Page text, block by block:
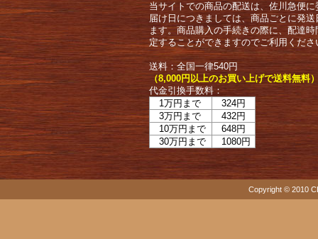
当サイトでの商品の配送は、佐川急便
届け日につきましては、商品ごとに発
ます。商品購入の手続きの際に、配達
定することができますのでご利用くださ
送料：全国一律540円
（8,000円以上のお買い上げで送料無料
代金引換手数料：
1万円まで
324円
3万円まで
432円
10万円まで
648円
30万円まで
1080円
Copyright © 2010